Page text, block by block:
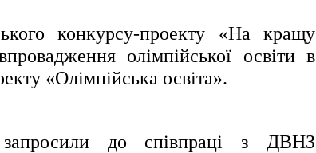
конкурсу-проекту «На кращу
олімпійської освіти в
«Олімпійська освіта».
до співпраці з ДВНЗ